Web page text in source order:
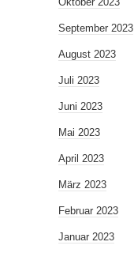
September 2023
August 2023
Juli 2023
Juni 2023
Mai 2023
April 2023
März 2023
Februar 2023
Januar 2023